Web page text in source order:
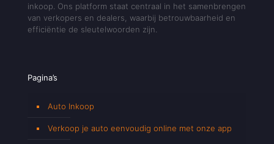
inkoop. Ons platform staat centraal in het samenbrengen
van verkopers en dealers, waarbij betrouwbaarheid en
efficiëntie de sleutelwoorden zijn.
Pagina’s
Auto Inkoop
Verkoop je auto eenvoudig online met onze app